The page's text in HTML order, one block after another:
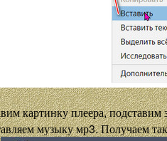
картинку плеера, подставим
музыку мр3. Получаем